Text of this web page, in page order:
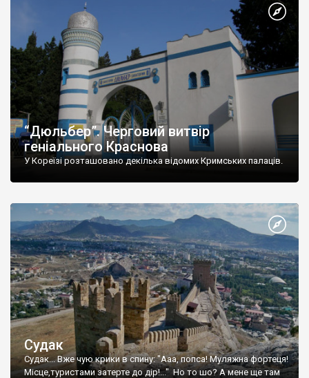
“Дюльбер”. Черговий витвір
геніального Краснова
У Кореїзі розташовано декілька відомих Кримських палаців.
Судак
Судак... Вже чую крики в спину: "Ааа, попса! Муляжна фортеця!
Місце,туристами затерте до дір!..." Но то шо? А мене ще там